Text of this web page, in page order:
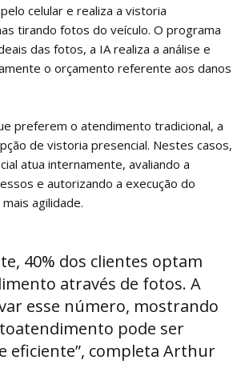
celular e realiza a vistoria
tirando fotos do veículo. O programa
das fotos, a IA realiza a análise e
o orçamento referente aos danos
preferem o atendimento tradicional, a
de vistoria presencial. Nestes casos,
atua internamente, avaliando a
e autorizando a execução do
agilidade.
40% dos clientes optam
através de fotos. A
esse número, mostrando
pode ser
eficiente”, completa Arthur